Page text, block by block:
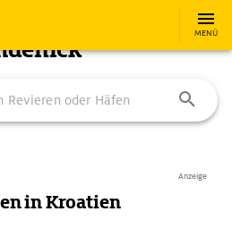
MENÜ
Ansteuerung
Anzeige
in Kroatien